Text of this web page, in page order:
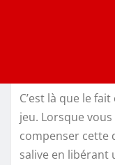
C’est là que le fait
jeu. Lorsque
compenser cette
salive en libérant